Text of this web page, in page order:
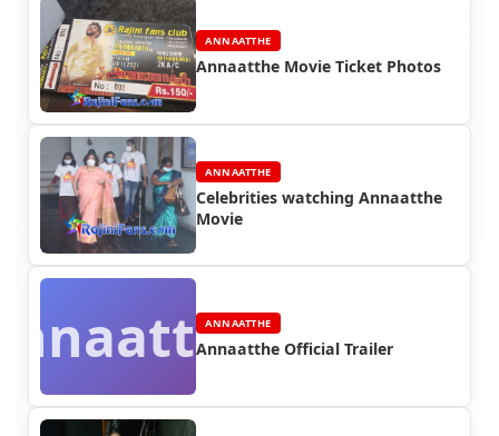
ANNAATTHE
Annaatthe Movie Ticket Photos
ANNAATTHE
Celebrities watching Annaatthe
Movie
ANNAATTHE
Annaatthe Official Trailer